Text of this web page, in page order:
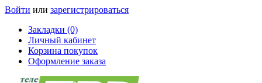
Войти или зарегистрироваться
Закладки (0)
Личный кабинет
Корзина покупок
Оформление заказа